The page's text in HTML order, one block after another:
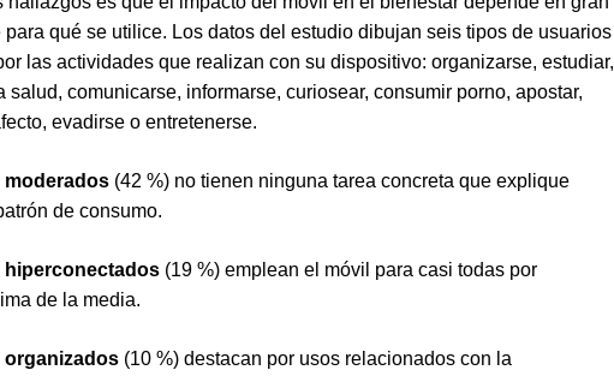
para qué se utilice. Los datos del estudio dibujan seis tipos de usuarios
las actividades que realizan con su dispositivo: organizarse, estudiar,
salud, comunicarse, informarse, curiosear, consumir porno, apostar,
evadirse o entretenerse.
moderados (42 %) no tienen ninguna tarea concreta que explique
de consumo.
hiperconectados (19 %) emplean el móvil para casi todas por
de la media.
organizados (10 %) destacan por usos relacionados con la